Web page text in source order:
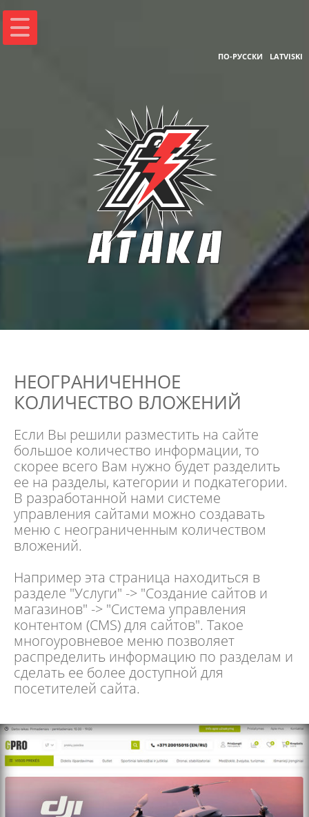
ПО-РУССКИ LATVISKI
НЕОГРАНИЧЕННОЕ
КОЛИЧЕСТВО ВЛОЖЕНИЙ
Если Вы решили разместить на сайте
большое количество информации, то
скорее всего Вам нужно будет разделить
ее на разделы, категории и подкатегории.
В разработанной нами системе
управления сайтами можно создавать
меню с неограниченным количеством
вложений.
Например эта страница находиться в
разделе "Услуги" -> "Создание сайтов и
магазинов" -> "Система управления
контентом (CMS) для сайтов". Такое
многоуровневое меню позволяет
распределить информацию по разделам и
сделать ее более доступной для
посетителей сайта.